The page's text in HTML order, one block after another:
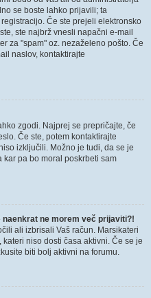
se boste lahko prijavili; ta
Če ste prejeli elektronsko
ste najbrž vnesli napačni e-mail
za "spam" oz. nezaželeno pošto. Če
naslov, kontaktirajte
zgodi. Najprej se prepričajte, če
Če ste, potem kontaktirajte
izključili. Možno je tudi, da se je
pa bo moral poskrbeti sam
ne morem več prijaviti?!
ali izbrisali Vaš račun. Marsikateri
niso dosti časa aktivni. Če se je
biti bolj aktivni na forumu.